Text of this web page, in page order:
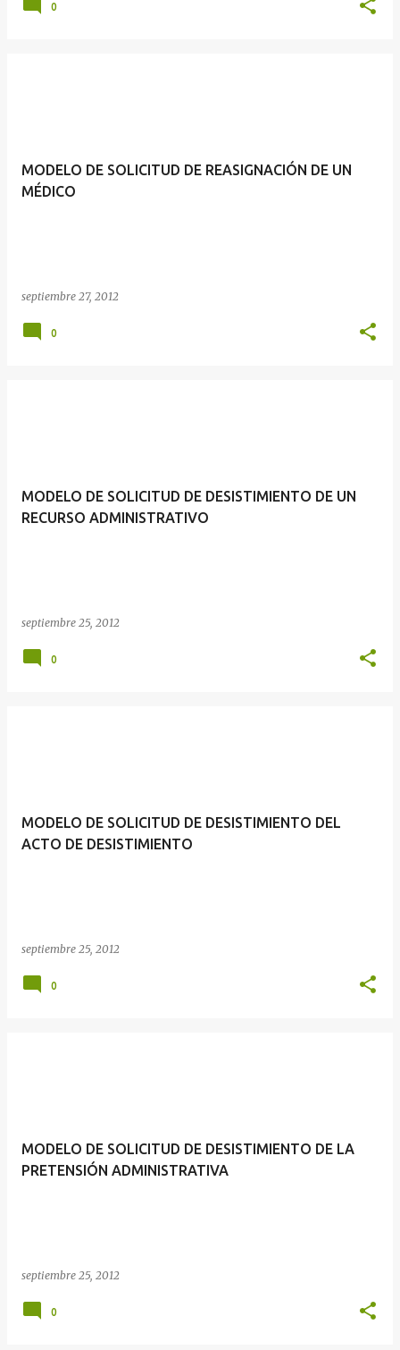
0
MODELO DE SOLICITUD DE REASIGNACIÓN DE UN
MÉDICO
septiembre 27, 2012
0
MODELO DE SOLICITUD DE DESISTIMIENTO DE UN
RECURSO ADMINISTRATIVO
septiembre 25, 2012
0
MODELO DE SOLICITUD DE DESISTIMIENTO DEL
ACTO DE DESISTIMIENTO
septiembre 25, 2012
0
MODELO DE SOLICITUD DE DESISTIMIENTO DE LA
PRETENSIÓN ADMINISTRATIVA
septiembre 25, 2012
0